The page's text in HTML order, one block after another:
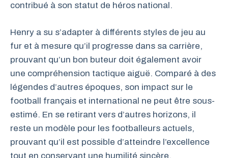
contribué à son statut de héros national.
Henry a su s’adapter à différents styles de jeu au
fur et à mesure qu’il progresse dans sa carrière,
prouvant qu’un bon buteur doit également avoir
une compréhension tactique aiguë. Comparé à des
légendes d’autres époques, son impact sur le
football français et international ne peut être sous-
estimé. En se retirant vers d’autres horizons, il
reste un modèle pour les footballeurs actuels,
prouvant qu’il est possible d’atteindre l’excellence
tout en conservant une humilité sincère.